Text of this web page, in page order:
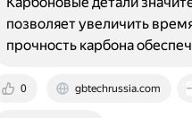
0 gbtechrussia.com
позволяет увеличить
прочность карбона